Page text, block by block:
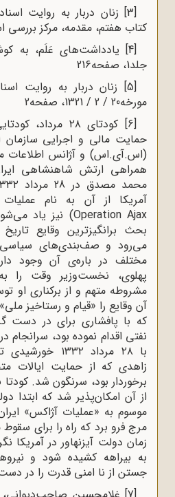
[3] زنان دربار به روایت
کتاب هفتم، مقدمه، مرکز بررسی‌
[4] یادداشت‌های عَلَم، به
جلد1، صفحه216
[5] زنان‌ دربار به ‌روایت‌
مورخه20 / 2 / 1321، صفحه2
[6]
کودتای ۲۸
حمایت مالی و اجرایی سازمان
(اس.‌آی.‌اس) و آژانس اطلاعات
همراهی ارتش شاهنشاهی
آمریکا از آن به نام
Operation Ajax
بحث برانگیزترین وقایع
می‌رود و صف‌‌‌‌بندی‌های
مختلف در باره‌ی آن وجود
پهلوی، نخست‌وزیر وقت را
مشروطه متهم و از برکناری او
آن وقایع را «قیام و رستاخیز
که با پافشاری برای در دست
با ۲۸ مرداد
زاهدی که از حمایت ایالات
برخوردار بود، سرنگون شد.
از آن امکان‌پذیر شد که ابتدا
موسوم به «عملیات آژاکس»
مرج فرو برد که راه را برای
زمان دولت آیزنهاور در آمریکا
به بیراهه کشیده شود و
جستن از نا امنی قدرت را در